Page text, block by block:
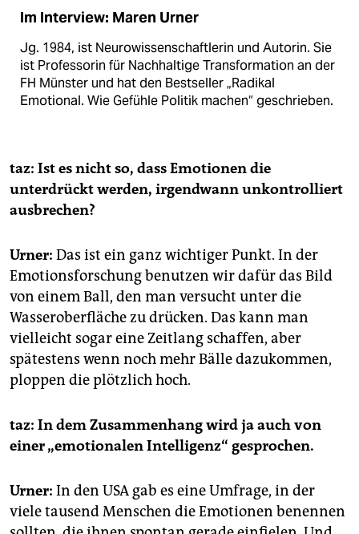
Im Interview: Maren Urner
Jg. 1984, ist Neurowissenschaftlerin und Autorin. Sie
ist Professorin für Nachhaltige Transformation an der
FH Münster und hat den Bestseller „Radikal
Emotional. Wie Gefühle Politik machen“ geschrieben.
taz: Ist es nicht so, dass Emotionen die
unterdrückt werden, irgendwann unkontrolliert
ausbrechen?
Urner: Das ist ein ganz wichtiger Punkt. In der
Emotionsforschung benutzen wir dafür das Bild
von einem Ball, den man versucht unter die
Wasseroberfläche zu drücken. Das kann man
vielleicht sogar eine Zeitlang schaffen, aber
spätestens wenn noch mehr Bälle dazukommen,
ploppen die plötzlich hoch.
taz: In dem Zusammenhang wird ja auch von
einer „emotionalen Intelligenz“ gesprochen.
Urner: In den USA gab es eine Umfrage, in der
viele tausend Menschen die Emotionen benennen